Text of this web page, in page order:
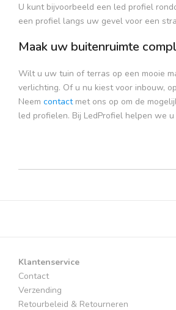
U kunt bijvoorbeeld een led profiel
een profiel langs uw gevel voor een
Maak uw buitenruimte
Wilt u uw tuin of terras op een mooie
verlichting. Of u nu kiest voor inbouw,
Neem contactmet ons op om de
led profielen. Bij LedProfiel helpen we
Klantenservice
Contact
Verzending
Retourbeleid & Retourneren